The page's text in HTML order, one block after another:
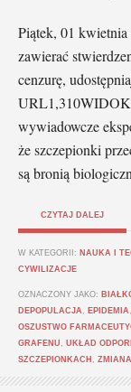
Piątek, 01
zawierać
cenzurę,
wywiadowcze
że szczepionki
są bronią
CZYTAJ DALEJ
W KATEGORII: NAUKA I
CYWILIZACJE
OZNACZONY JAKO:
DEPOPULACJA
EPIDEMIA
OSZUSTWO
GRAFENU
UKŁAD
SZCZEPIONKACH